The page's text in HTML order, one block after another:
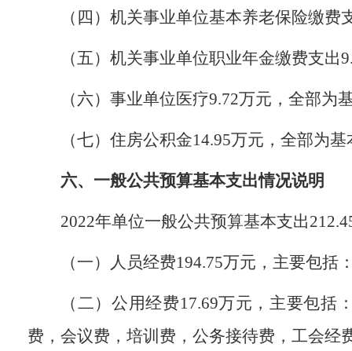
（四）机关事业单位基本养老保险缴费
（五）机关事业单位职业年金缴费支出
（六）事业单位医疗9.72万元，全部为
（七）住房公积金14.95万元，全部为
六、一般公共预算基本支出情况说明
2022年单位一般公共预算基本支出
（一）人员经费194.75万元，主要包括
（二）公用经费17.69万元，主要包括
费，会议费，培训费，公务接待费，工会经